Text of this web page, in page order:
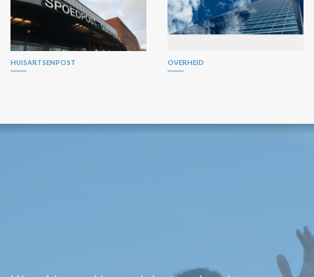
HUISARTSENPOST OVERHEID